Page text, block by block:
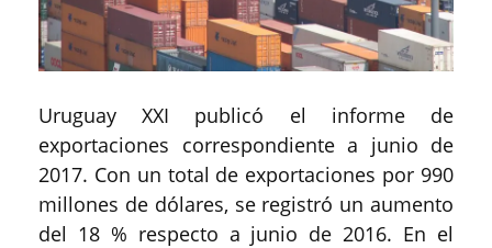
Uruguay XXI publicó el informe de
exportaciones correspondiente a junio de
2017. Con un total de exportaciones por 990
millones de dólares, se registró un aumento
del 18 % respecto a junio de 2016. En el